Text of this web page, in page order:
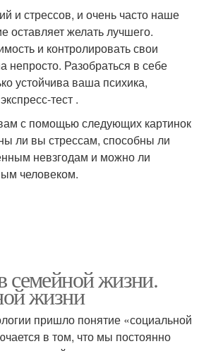
и стрессов, и очень часто наше
оставляет желать лучшего.
и контролировать свои
непросто. Разобраться в себе
устойчива ваша психика,
тест .
с помощью следующих картинок
ли вы стрессам, способны ли
невзгодам и можно ли
человеком.
семейной жизни.
жизни
пришло понятие «социальной
в том, что мы постоянно